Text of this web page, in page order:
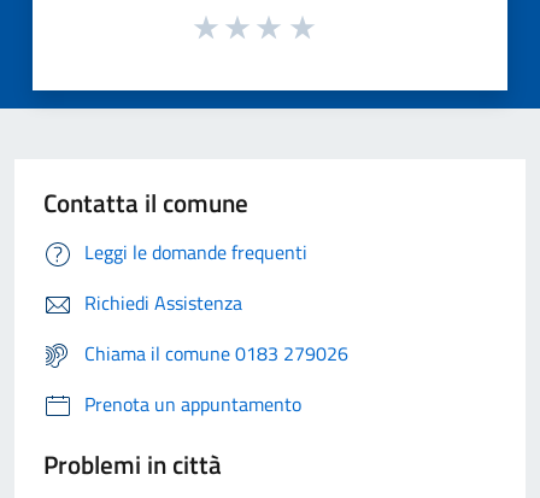
Contatta il comune
Leggi le domande frequenti
Richiedi Assistenza
Chiama il comune 0183 279026
Prenota un appuntamento
Problemi in città